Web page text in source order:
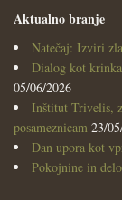
Aktualno branje
Natečaj: Izviri
Dialog kot
05/06/2026
Inštitut Trivelis,
posameznicam 23/
Dan upora kot
Pokojnine in